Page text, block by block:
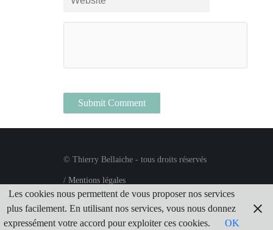
© Thierry Bellaiche - tous droits réservés
/ Mentions légales
Les cookies nous permettent de vous proposer nos services
plus facilement. En utilisant nos services, vous nous donnez
expressément votre accord pour exploiter ces cookies.
OK